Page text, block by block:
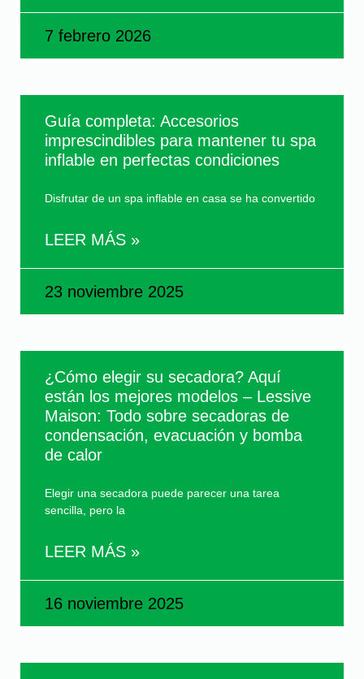
7 febrero 2026
Guía completa: Accesorios
imprescindibles para mantener tu spa
inflable en perfectas condiciones
Disfrutar de un spa inflable en casa se ha convertido
LEER MÁS »
23 noviembre 2025
¿Cómo elegir su secadora? Aquí
están los mejores modelos – Lessive
Maison: Todo sobre secadoras de
condensación, evacuación y bomba
de calor
Elegir una secadora puede parecer una tarea
sencilla, pero la
LEER MÁS »
16 noviembre 2025